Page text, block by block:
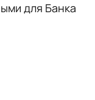
для Банка